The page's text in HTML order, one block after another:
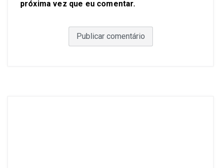
próxima vez que eu comentar.